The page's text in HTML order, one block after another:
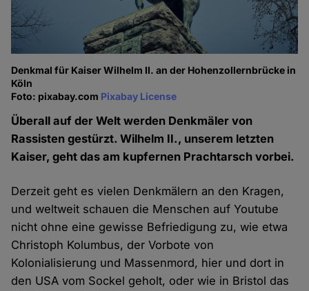
Denkmal für Kaiser Wilhelm II. an der Hohenzollernbrücke in
Köln
Foto: pixabay.com Pixabay License
Überall auf der Welt werden Denkmäler von
Rassisten gestürzt. Wilhelm II., unserem letzten
Kaiser, geht das am kupfernen Prachtarsch vorbei.
Derzeit geht es vielen Denkmälern an den Kragen,
und weltweit schauen die Menschen auf Youtube
nicht ohne eine gewisse Befriedigung zu, wie etwa
Christoph Kolumbus, der Vorbote von
Kolonialisierung und Massenmord, hier und dort in
den USA vom Sockel geholt, oder wie in Bristol das